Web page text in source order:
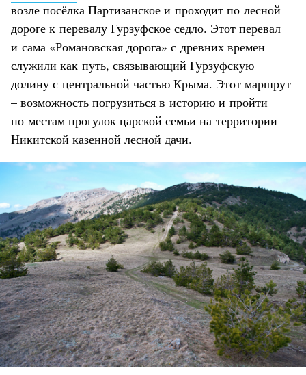
возле посёлка Партизанское и проходит по лесной
дороге к перевалу Гурзуфское седло. Этот перевал
и сама «Романовская дорога» с древних времен
служили как путь, связывающий Гурзуфскую
долину с центральной частью Крыма. Этот маршрут
– возможность погрузиться в историю и пройти
по местам прогулок царской семьи на территории
Никитской казенной лесной дачи.